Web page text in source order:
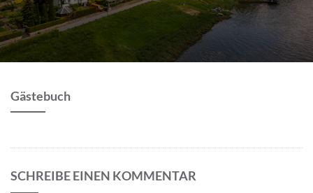
Gästebuch
SCHREIBE EINEN KOMMENTAR